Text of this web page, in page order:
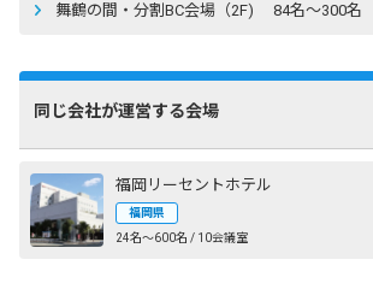
舞鶴の間・分割BC会場（2F) 84名〜300名
同じ会社が運営する会場
福岡リーセントホテル
福岡県
24名〜600名 / 10会議室